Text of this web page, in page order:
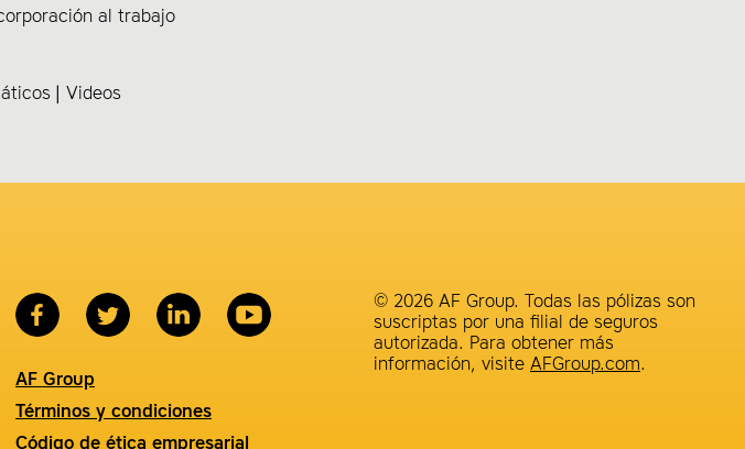
al trabajo
Videos
AF Group
Términos y condiciones
Código de ética empresarial
© 2026 AF Group. Todas las pólizas son
suscriptas por una filial de seguros
autorizada. Para obtener más
información, visite AFGroup.com.